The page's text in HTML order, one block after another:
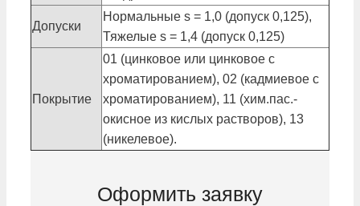
Допуски
Нормальные s = 1,0 (допуск 0,125),
Тяжелые s = 1,4 (допуск 0,125)
Покрытие
01 (цинковое или цинковое с
хроматированием), 02 (кадмиевое с
хроматированием), 11 (хим.пас.-
окисное из кислых растворов), 13
(никелевое).
Оформить заявку